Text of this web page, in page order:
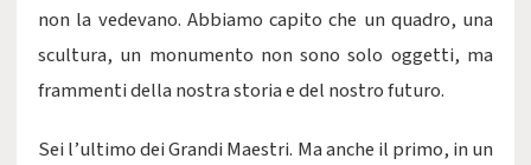
non la vedevano. Abbiamo capito che un quadro, una
scultura, un monumento non sono solo oggetti, ma
frammenti della nostra storia e del nostro futuro.
Sei l’ultimo dei Grandi Maestri. Ma anche il primo, in un